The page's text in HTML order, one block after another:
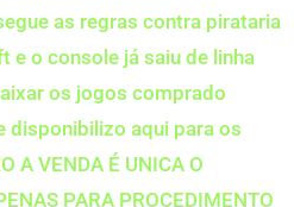
as regras contra pirataria
o console já saiu de linha
os jogos comprado
disponibilizo aqui para os
A VENDA É UNICA O
PARA PROCEDIMENTO